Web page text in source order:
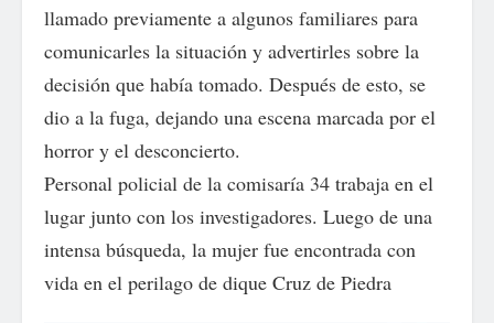
llamado previamente a algunos familiares para
comunicarles la situación y advertirles sobre la
decisión que había tomado. Después de esto, se
dio a la fuga, dejando una escena marcada por el
horror y el desconcierto.
Personal policial de la comisaría 34 trabaja en el
lugar junto con los investigadores. Luego de una
intensa búsqueda, la mujer fue encontrada con
vida en el perilago de dique Cruz de Piedra